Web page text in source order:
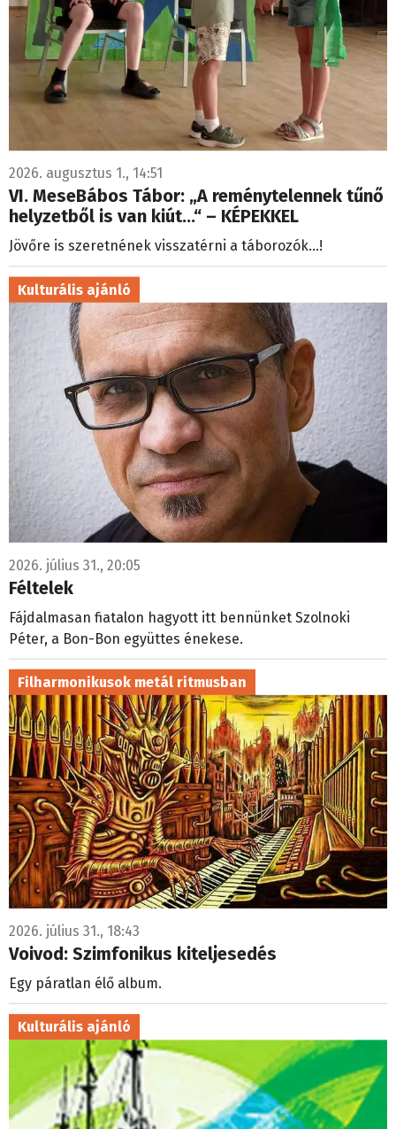
2026. augusztus 1., 14:51
VI. MeseBábos Tábor: „A reménytelennek tűnő
helyzetből is van kiút...“ – KÉPEKKEL
Jövőre is szeretnének visszatérni a táborozók...!
Kulturális ajánló
2026. július 31., 20:05
Féltelek
Fájdalmasan fiatalon hagyott itt bennünket Szolnoki
Péter, a Bon-Bon együttes énekese.
Filharmonikusok metál ritmusban
2026. július 31., 18:43
Voivod: Szimfonikus kiteljesedés
Egy páratlan élő album.
Kulturális ajánló